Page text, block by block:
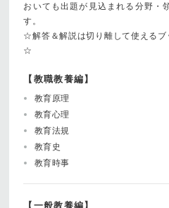
おいても出題が見込まれる分野・
す。
☆解答＆解説は切り離して使えるブ
☆
【教職教養編】
教育原理
教育心理
教育法規
教育史
教育時事
【一般教養編】